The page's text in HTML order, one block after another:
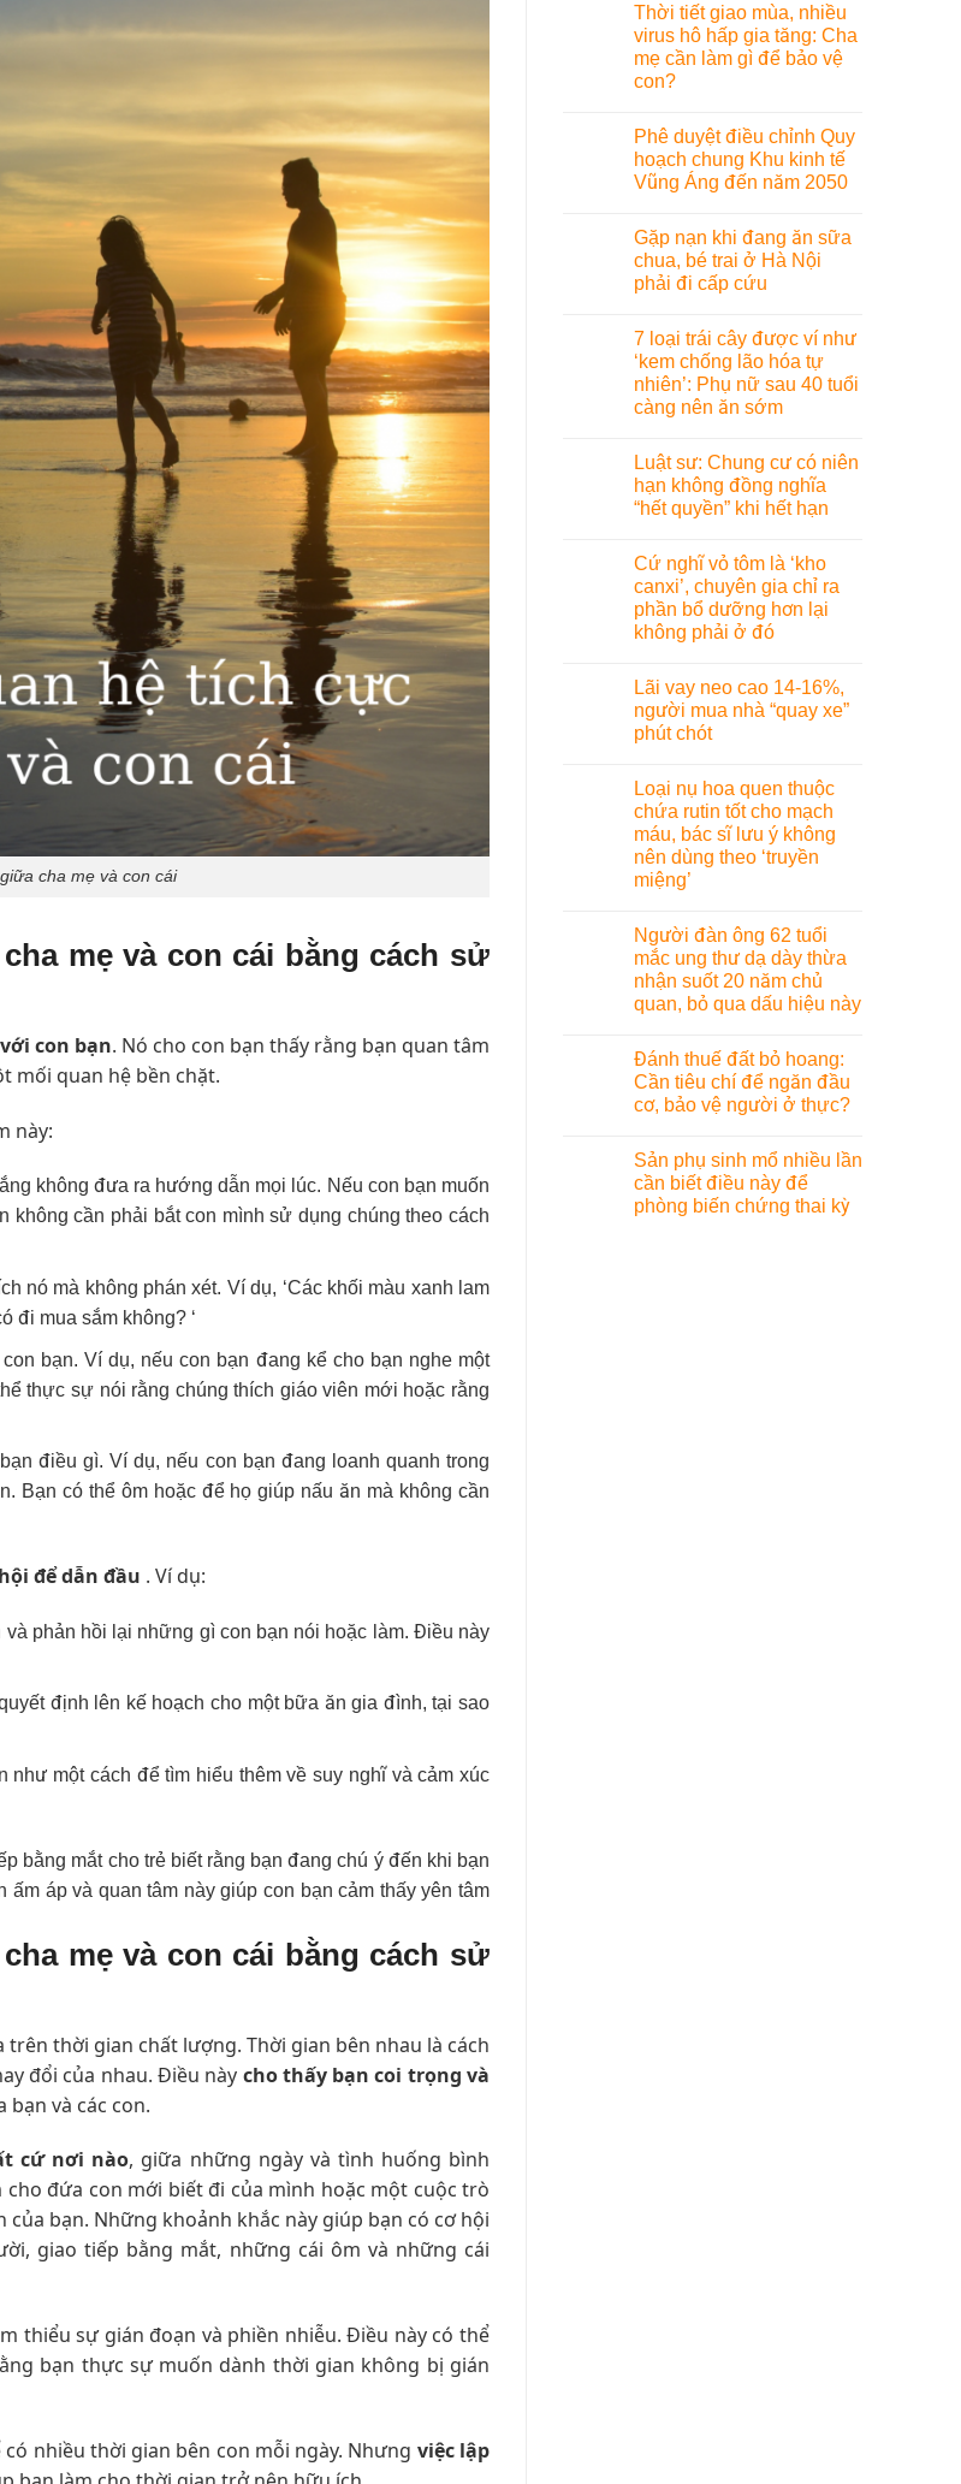
cha mẹ và con cái
mẹ và con cái bằng cách sử
con bạn. Nó cho con bạn thấy rằng bạn quan tâm
mối quan hệ bền chặt.
này:
không đưa ra hướng dẫn mọi lúc. Nếu con bạn muốn
cần phải bắt con mình sử dụng chúng theo cách
nó mà không phán xét. Ví dụ, ‘Các khối màu xanh lam
đi mua sắm không? ‘
bạn. Ví dụ, nếu con bạn đang kể cho bạn nghe một
thực sự nói rằng chúng thích giáo viên mới hoặc rằng
điều gì. Ví dụ, nếu con bạn đang loanh quanh trong
Bạn có thể ôm hoặc để họ giúp nấu ăn mà không cần
để dẫn đầu . Ví dụ:
phản hồi lại những gì con bạn nói hoặc làm. Điều này
định lên kế hoạch cho một bữa ăn gia đình, tại sao
một cách để tìm hiểu thêm về suy nghĩ và cảm xúc
bằng mắt cho trẻ biết rằng bạn đang chú ý đến khi bạn
áp và quan tâm này giúp con bạn cảm thấy yên tâm
mẹ và con cái bằng cách sử
thời gian chất lượng. Thời gian bên nhau là cách
đổi của nhau. Điều này cho thấy bạn coi trọng và
bạn và các con.
cứ nơi nào, giữa những ngày và tình huống bình
đứa con mới biết đi của mình hoặc một cuộc trò
bạn. Những khoảnh khắc này giúp bạn có cơ hội
giao tiếp bằng mắt, những cái ôm và những cái
thiểu sự gián đoạn và phiền nhiễu. Điều này có thể
bạn thực sự muốn dành thời gian không bị gián
nhiều thời gian bên con mỗi ngày. Nhưng việc lập
Thời tiết giao mùa, nhiều
virus hô hấp gia tăng: Cha
mẹ cần làm gì để bảo vệ
con?
Phê duyệt điều chỉnh Quy
hoạch chung Khu kinh tế
Vũng Áng đến năm 2050
Gặp nạn khi đang ăn sữa
chua, bé trai ở Hà Nội
phải đi cấp cứu
7 loại trái cây được ví như
‘kem chống lão hóa tự
nhiên’: Phụ nữ sau 40 tuổi
càng nên ăn sớm
Luật sư: Chung cư có niên
hạn không đồng nghĩa
“hết quyền” khi hết hạn
Cứ nghĩ vỏ tôm là ‘kho
canxi’, chuyên gia chỉ ra
phần bổ dưỡng hơn lại
không phải ở đó
Lãi vay neo cao 14-16%,
người mua nhà “quay xe”
phút chót
Loại nụ hoa quen thuộc
chứa rutin tốt cho mạch
máu, bác sĩ lưu ý không
nên dùng theo ‘truyền
miệng’
Người đàn ông 62 tuổi
mắc ung thư dạ dày thừa
nhận suốt 20 năm chủ
quan, bỏ qua dấu hiệu này
Đánh thuế đất bỏ hoang:
Cần tiêu chí để ngăn đầu
cơ, bảo vệ người ở thực?
Sản phụ sinh mổ nhiều lần
cần biết điều này để
phòng biến chứng thai kỳ